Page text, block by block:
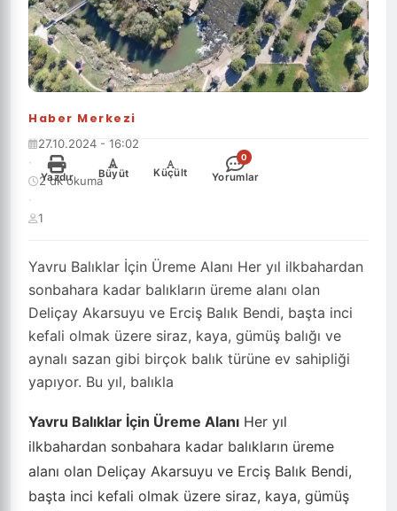
Haber Merkezi
Yavru Balıklar İçin Üreme Alanı Her yıl ilkbahardan
sonbahara kadar balıkların üreme alanı olan
Deliçay Akarsuyu ve Erciş Balık Bendi, başta inci
kefali olmak üzere siraz, kaya, gümüş balığı ve
aynalı sazan gibi birçok balık türüne ev sahipliği
yapıyor. Bu yıl, balıkla
27.10.2024 - 16:02
·
2 dk okuma
·
1
Yazdır
+
Büyüt
-
Küçült
0
Yorumlar
Yavru Balıklar İçin Üreme Alanı Her yıl
ilkbahardan sonbahara kadar balıkların üreme
alanı olan Deliçay Akarsuyu ve Erciş Balık Bendi,
başta inci kefali olmak üzere siraz, kaya, gümüş